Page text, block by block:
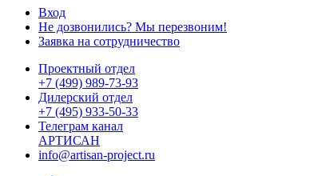
Вход
Не дозвонились? Мы перезвоним!
Заявка на сотрудничество
Проектный отдел
+7 (499) 989-73-93
Дилерский отдел
+7 (495) 933-50-33
Телеграм канал
АРТИСАН
info@artisan-project.ru